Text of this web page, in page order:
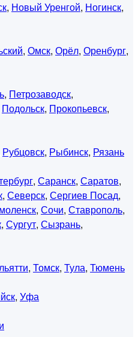
, Новый Уренгой, Ногинск,
, Омск, Орёл, Оренбург,
, Петрозаводск,
Подольск, Прокопьевск,
Рубцовск, Рыбинск, Рязань
, Саранск, Саратов,
, Северск, Сергиев Посад,
, Сочи, Ставрополь,
, Сургут, Сызрань,
, Томск, Тула, Тюмень
, Уфа